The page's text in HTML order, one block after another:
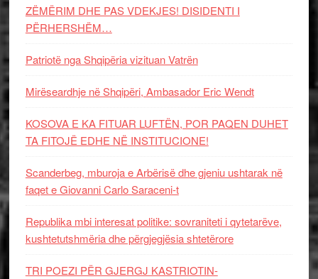
ZËMËRIM DHE PAS VDEKJES! DISIDENTI I
PËRHERSHËM…
Patriotë nga Shqipëria vizituan Vatrën
Mirëseardhje në Shqipëri, Ambasador Eric Wendt
KOSOVA E KA FITUAR LUFTËN, POR PAQEN DUHET
TA FITOJË EDHE NË INSTITUCIONE!
Scanderbeg, mburoja e Arbërisë dhe gjeniu ushtarak në
faqet e Giovanni Carlo Saraceni-t
Republika mbi interesat politike: sovraniteti i qytetarëve,
kushtetutshmëria dhe përgjegjësia shtetërore
TRI POEZI PËR GJERGJ KASTRIOTIN-